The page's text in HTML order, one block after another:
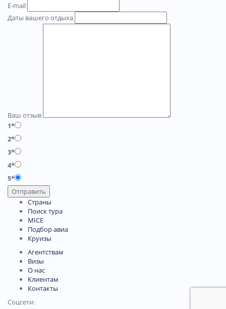
E-mail
Даты вашего отдыха
Ваш отзыв
1*
2*
3*
4*
5*
Отправить
Страны
Поиск тура
MICE
Подбор авиа
Круизы
Агентствам
Визы
О нас
Клиентам
Контакты
Соцсети: